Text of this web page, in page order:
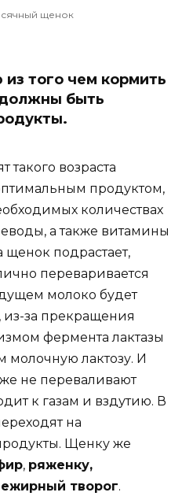
щенок
того чем кормить
быть
такого возраста
продуктом,
количествах
а также витамины
подрастает,
переваривается
молоко будет
из-за прекращения
фермента лактазы
лактозу. И
не переваливают
к газам и вздутию. В
на
Щенку же
, ряженку,
творог.